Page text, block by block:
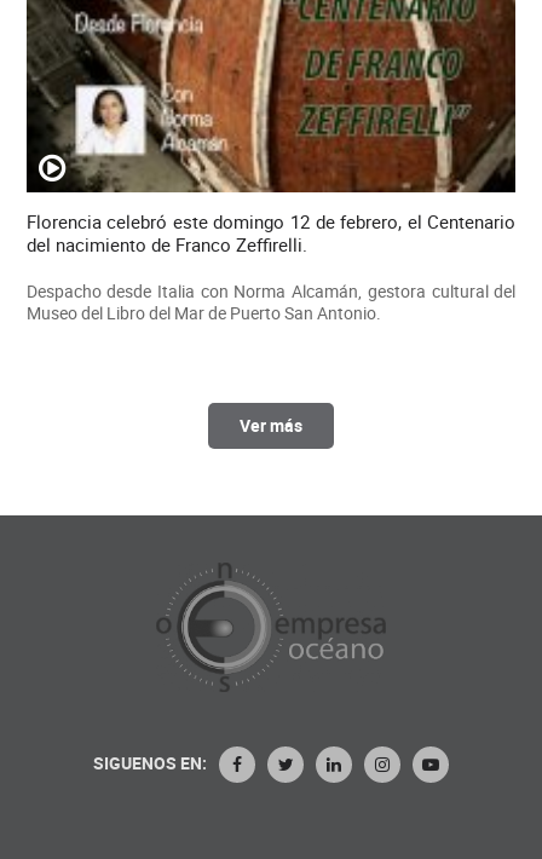
Florencia celebró este domingo 12 de febrero, el Centenario
del nacimiento de Franco Zeffirelli.
Despacho desde Italia con Norma Alcamán, gestora cultural del
Museo del Libro del Mar de Puerto San Antonio.
Ver más
SIGUENOS EN: